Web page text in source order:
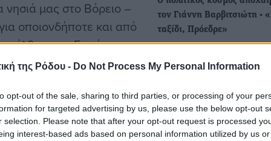
της Ρόδου - Do Not Process My Personal Information
opt-out of the sale, sharing to third parties, or processing of your
for targeted advertising by us, please use the below opt-out
selection. Please note that after your opt-out request is processed
interest-based ads based on personal information utilized by us
νησιά μας στο Βόρειο –
οποιονδήποτε και από
στην Ευρώπη.
Ελλάδα σε ένα
μεταναστών.
η παραμικρή
να έχει ζητήσει τη
τον Γιάννη Βαρβιτσιώτη -
ταξίδι, Πρόεδρε»
ηλικία 93 ετών ο πρώην
Κόντρα ΥΠΕΘΟ -
Επιμελητηρίου για τις...